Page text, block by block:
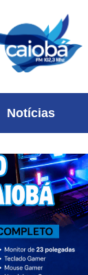
Notícias